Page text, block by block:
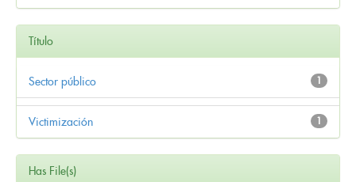
Título
1
Sector público
1
Victimización
Has File(s)